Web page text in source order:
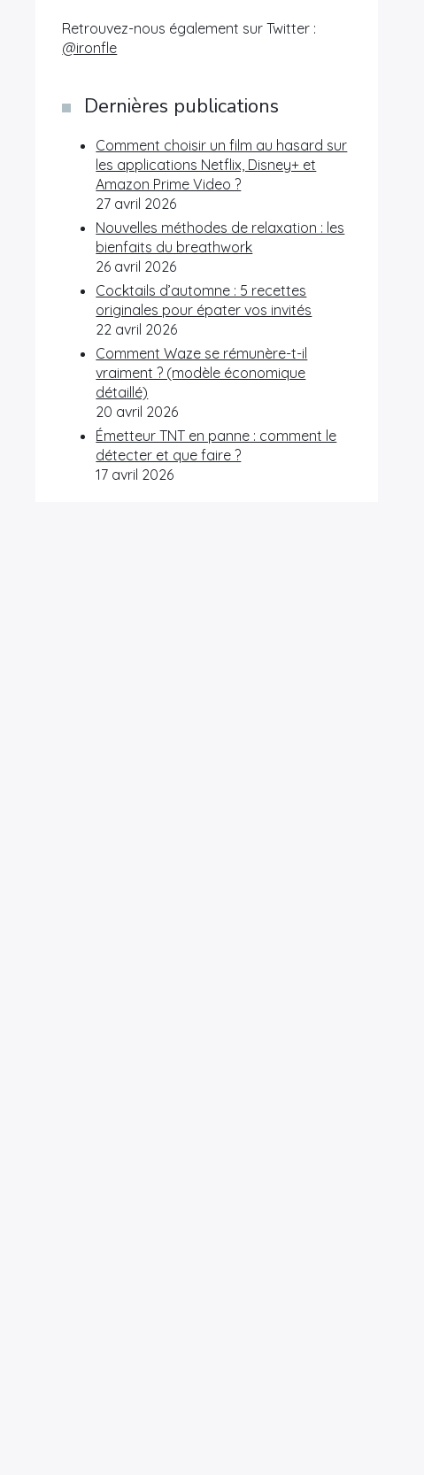
Retrouvez-nous également sur Twitter :
@ironfle
Dernières publications
Comment choisir un film au hasard sur
les applications Netflix, Disney+ et
Amazon Prime Video ?
27 avril 2026
Nouvelles méthodes de relaxation : les
bienfaits du breathwork
26 avril 2026
Cocktails d’automne : 5 recettes
originales pour épater vos invités
22 avril 2026
Comment Waze se rémunère-t-il
vraiment ? (modèle économique
détaillé)
20 avril 2026
Émetteur TNT en panne : comment le
détecter et que faire ?
17 avril 2026